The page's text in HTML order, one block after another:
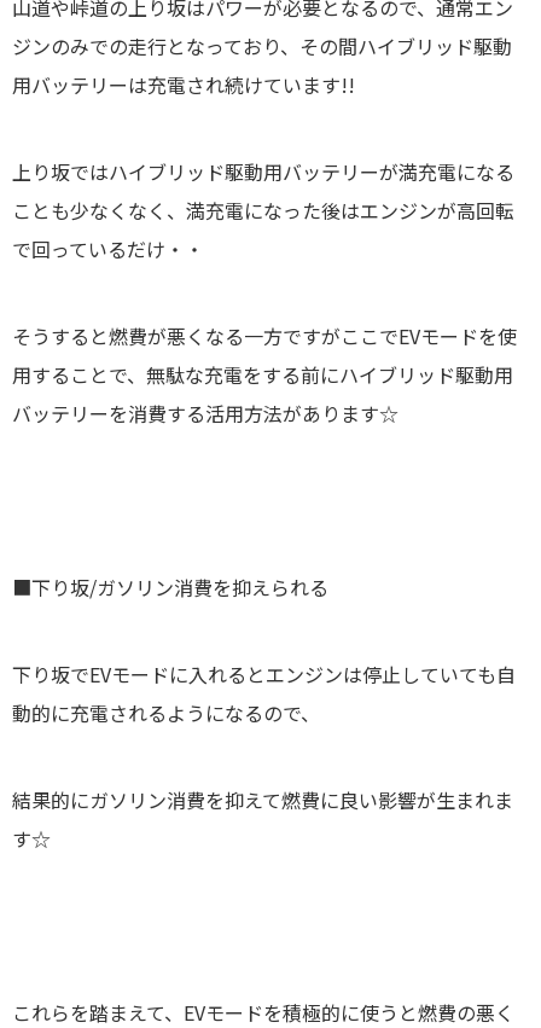
山道や峠道の上り坂はパワーが必要となるので、通常エン
ジンのみでの走行となっており、その間ハイブリッド駆動
用バッテリーは充電され続けています!!
上り坂ではハイブリッド駆動用バッテリーが満充電になる
ことも少なくなく、満充電になった後はエンジンが高回転
で回っているだけ・・
そうすると燃費が悪くなる一方ですがここでEVモードを使
用することで、無駄な充電をする前にハイブリッド駆動用
バッテリーを消費する活用方法があります☆
■下り坂/ガソリン消費を抑えられる
下り坂でEVモードに入れるとエンジンは停止していても自
動的に充電されるようになるので、
結果的にガソリン消費を抑えて燃費に良い影響が生まれま
す☆
これらを踏まえて、EVモードを積極的に使うと燃費の悪く